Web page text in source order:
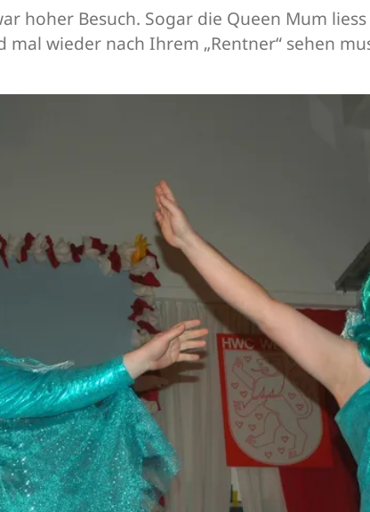
hoher Besuch. Sogar die Queen Mum
wieder nach Ihrem „Rentner“ sehen